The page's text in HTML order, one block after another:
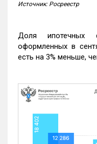
Источник: Росреестр
Доля ипотечных
оформленных в
есть на 3% меньше,